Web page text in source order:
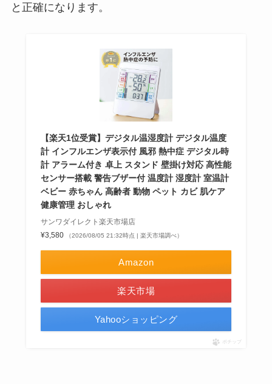
と正確になります。
【楽天1位受賞】デジタル温湿度計 デジタル温度
計 インフルエンザ表示付 風邪 熱中症 デジタル時
計 アラーム付き 卓上 スタンド 壁掛け対応 高性能
センサー搭載 警告ブザー付 温度計 湿度計 室温計
ベビー 赤ちゃん 高齢者 動物 ペット カビ 肌ケア
健康管理 おしゃれ
サンワダイレクト楽天市場店
¥3,580
（2026/08/05 21:32時点 | 楽天市場調べ）
Amazon
楽天市場
Yahooショッピング
ポチップ